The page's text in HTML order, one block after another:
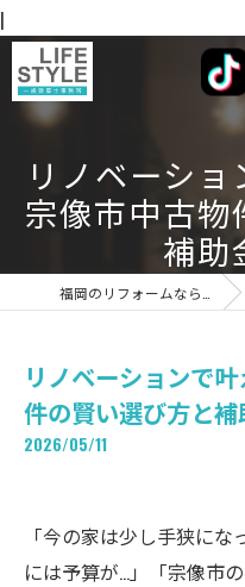
|
リノベーシ
宗像市中古物
補助
リノベーションで
件の賢い選び方と
2026/05/11
「今の家は少し手狭に
には予算が…」「宗像市